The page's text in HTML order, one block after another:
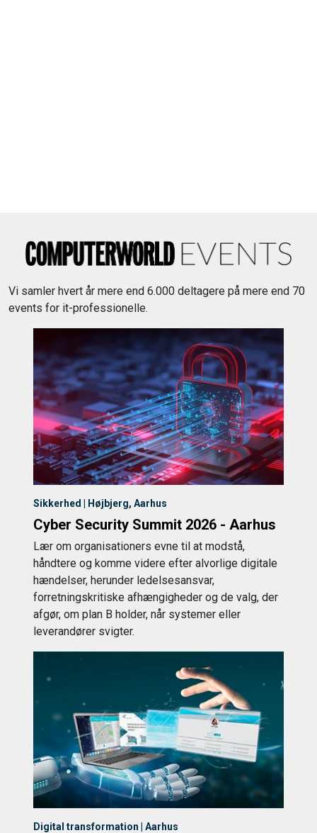
Vi samler hvert år mere end 6.000 deltagere på mere end 70
events for it-professionelle.
Sikkerhed | Højbjerg, Aarhus
Cyber Security Summit 2026 - Aarhus
Lær om organisationers evne til at modstå,
håndtere og komme videre efter alvorlige digitale
hændelser, herunder ledelsesansvar,
forretningskritiske afhængigheder og de valg, der
afgør, om plan B holder, når systemer eller
leverandører svigter.
Digital transformation | Aarhus